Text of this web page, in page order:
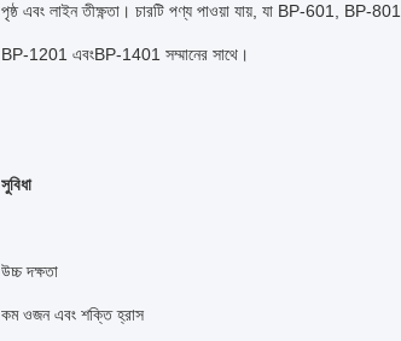
পৃষ্ঠ এবং লাইন তীক্ষ্ণতা। চারটি পণ্য পাওয়া যায়, যা BP-601, BP-801,
BP-1201 এবংBP-1401 সম্মানের সাথে।
সুবিধা
উচ্চ দক্ষতা
কম ওজন এবং শক্তি হ্রাস